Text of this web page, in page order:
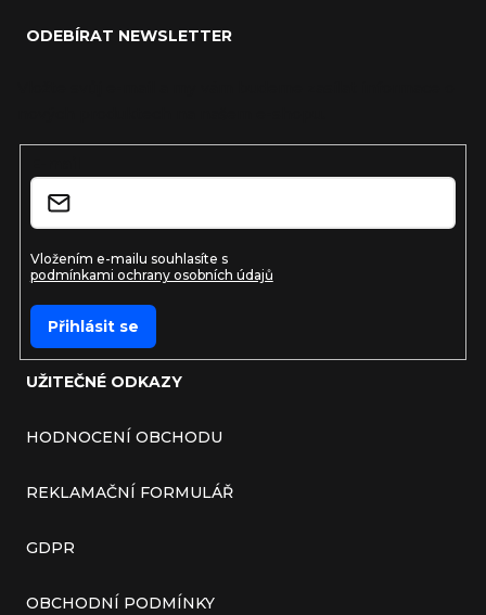
UŽITEČNÉ ODKAZY
HODNOCENÍ OBCHODU
REKLAMAČNÍ FORMULÁŘ
GDPR
OBCHODNÍ PODMÍNKY
ODEBÍRAT NEWSLETTER
Vložením e-mailu souhlasíte s
podmínkami ochrany osobních údajů
Přihlásit se